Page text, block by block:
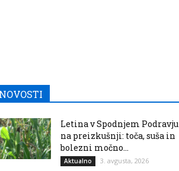
Letina v Spodnjem Podravju
na preizkušnji: toča, suša in
bolezni močno...
Aktualno 3. avgusta, 2026